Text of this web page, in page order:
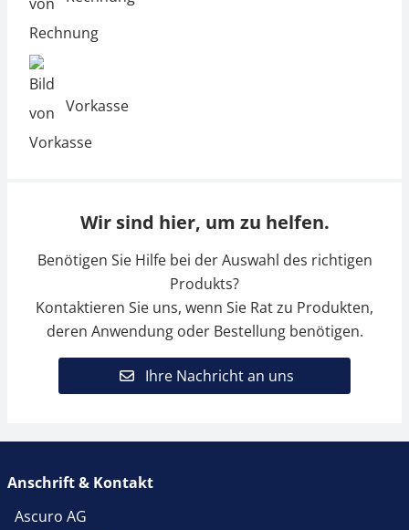
Vorkasse
Wir sind hier, um zu helfen.
Benötigen Sie Hilfe bei der Auswahl des richtigen
Produkts?
Kontaktieren Sie uns, wenn Sie Rat zu Produkten,
deren Anwendung oder Bestellung benötigen.
Ihre Nachricht an uns
Anschrift & Kontakt
Ascuro AG